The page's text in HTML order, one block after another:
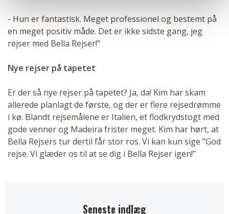
- Hun er fantastisk. Meget professionel og bestemt på
en meget positiv måde. Det er ikke sidste gang, jeg
rejser med Bella Rejser!”
Nye rejser på tapetet
Er der så nye rejser på tapetet? Ja, da! Kim har skam
allerede planlagt de første, og der er flere rejsedrømme
i kø. Blandt rejsemålene er Italien, et flodkrydstogt med
gode venner og Madeira frister meget. Kim har hørt, at
Bella Rejsers tur dertil får stor ros. Vi kan kun sige ”God
rejse. Vi glæder os til at se dig i Bella Rejser igen!”
Seneste indlæg